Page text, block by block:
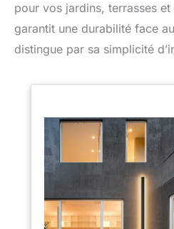
pour vos jardins, terrasses
garantit une durabilité face
distingue par sa simplicité